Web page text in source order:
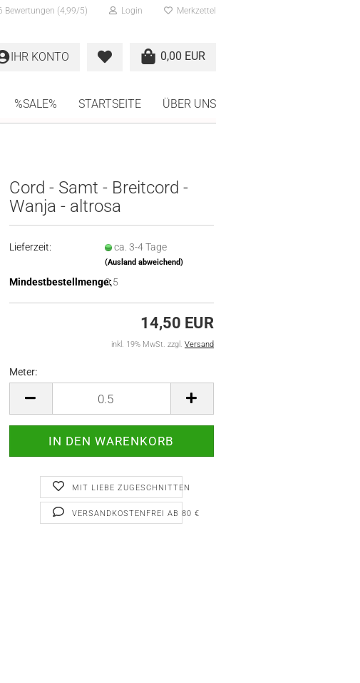
Bewertungen (4,99/5) Login Merkzettel
0,00 EUR
IHR KONTO
%SALE% STARTSEITE ÜBER UNS
Cord - Samt - Breitcord -
Wanja - altrosa
Lieferzeit: ca. 3-4 Tage
(Ausland abweichend)
Mindestbestellmenge:0,5
14,50 EUR
inkl. 19% MwSt. zzgl. Versand
Meter:
Meter
MIT LIEBE ZUGESCHNITTEN
VERSANDKOSTENFREI AB 80 €